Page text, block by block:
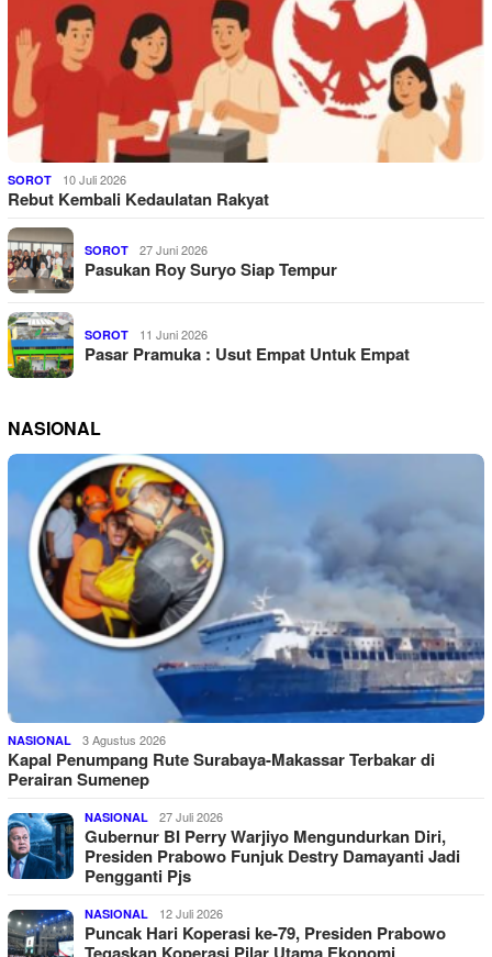
SOROT 10 Juli 2026
Rebut Kembali Kedaulatan Rakyat
SOROT 27 Juni 2026
Pasukan Roy Suryo Siap Tempur
SOROT 11 Juni 2026
Pasar Pramuka : Usut Empat Untuk Empat
NASIONAL
NASIONAL 3 Agustus 2026
Kapal Penumpang Rute Surabaya-Makassar Terbakar di
Perairan Sumenep
NASIONAL 27 Juli 2026
Gubernur BI Perry Warjiyo Mengundurkan Diri,
Presiden Prabowo Funjuk Destry Damayanti Jadi
Pengganti Pjs
NASIONAL 12 Juli 2026
Puncak Hari Koperasi ke-79, Presiden Prabowo